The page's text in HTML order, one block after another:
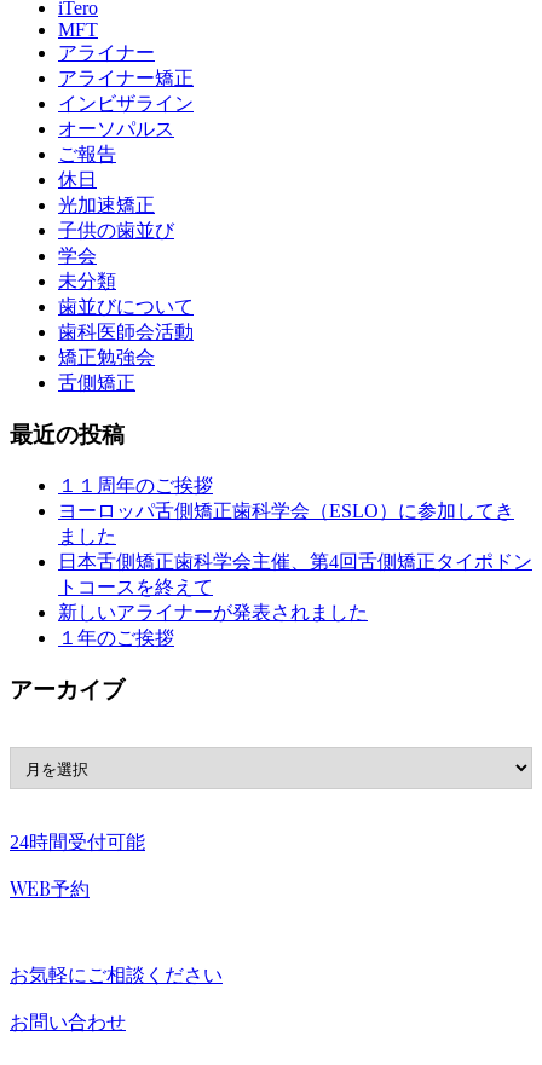
iTero
MFT
アライナー
アライナー矯正
インビザライン
オーソパルス
ご報告
休日
光加速矯正
子供の歯並び
学会
未分類
歯並びについて
歯科医師会活動
矯正勉強会
舌側矯正
最近の投稿
１１周年のご挨拶
ヨーロッパ舌側矯正歯科学会（ESLO）に参加してき
ました
日本舌側矯正歯科学会主催、第4回舌側矯正タイポドン
トコースを終えて
新しいアライナーが発表されました
１年のご挨拶
アーカイブ
24時間受付可能
WEB予約
お気軽にご相談ください
お問い合わせ